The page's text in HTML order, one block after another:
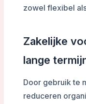
zowel flexibel
Zakelijke
lange
Door gebruik te
reduceren